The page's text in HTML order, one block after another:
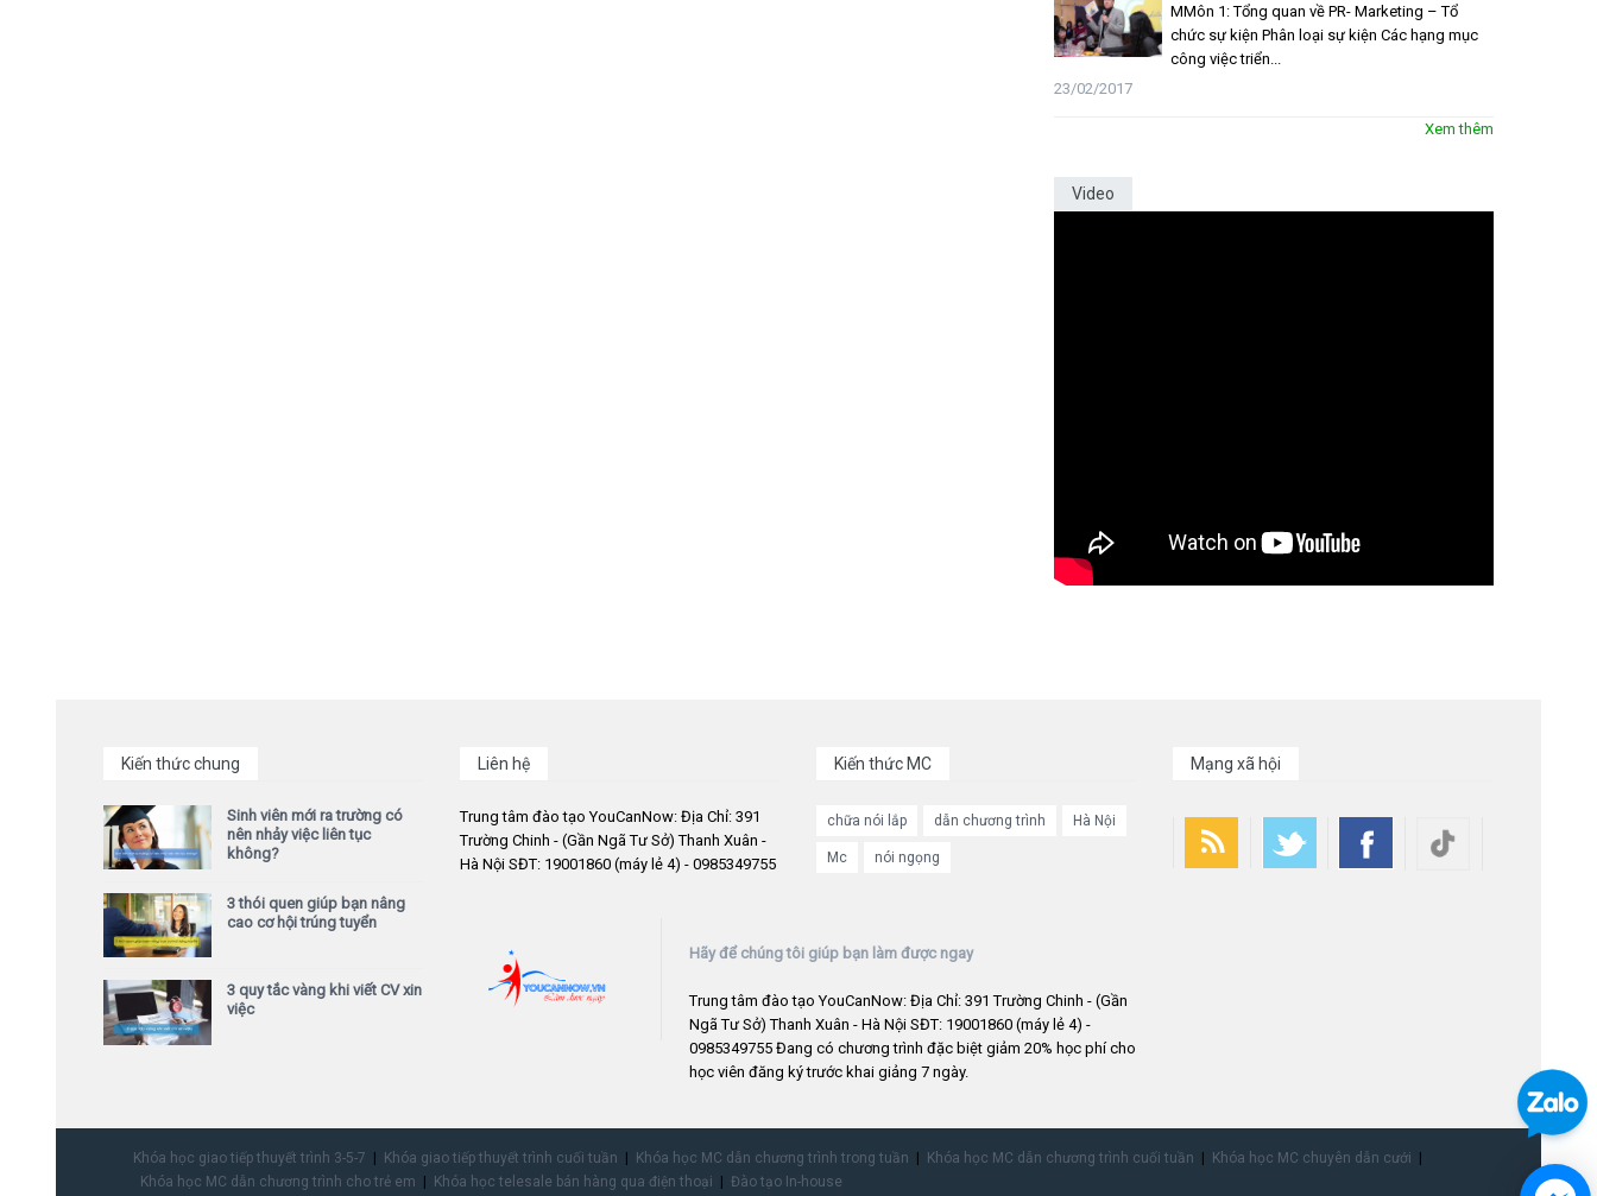
MMôn 1: Tổng quan về PR- Marketing – Tổ
chức sự kiện Phân loại sự kiện Các hạng mục
công việc triển...
23/02/2017
Xem thêm
Video
Kiến thức chung
Sinh viên mới ra trường có
nên nhảy việc liên tục
không?
3 thói quen giúp bạn nâng
cao cơ hội trúng tuyển
3 quy tắc vàng khi viết CV xin
việc
Liên hệ
Trung tâm đào tạo YouCanNow: Địa Chỉ: 391
Trường Chinh - (Gần Ngã Tư Sở) Thanh Xuân -
Hà Nội SĐT: 19001860 (máy lẻ 4) - 0985349755
Kiến thức MC
chữa nói lắp dẫn chương trình Hà Nội
Mc nói ngọng
Mạng xã hội
Hãy để chúng tôi giúp bạn làm được ngay
Trung tâm đào tạo YouCanNow: Địa Chỉ: 391 Trường Chinh - (Gần
Ngã Tư Sở) Thanh Xuân - Hà Nội SĐT: 19001860 (máy lẻ 4) -
0985349755 Đang có chương trình đặc biệt giảm 20% học phí cho
học viên đăng ký trước khai giảng 7 ngày.
Khóa học giao tiếp thuyết trình 3-5-7 Khóa giao tiếp thuyết trình cuối tuần Khóa học MC dẫn chương trình trong tuần Khóa học MC dẫn chương trình cuối tuần
Khóa học MC chuyên dẫn cưới
Khóa học MC dẫn chương trình cho trẻ em
Khóa học telesale bán hàng qua điện thoại Đào tạo In-house